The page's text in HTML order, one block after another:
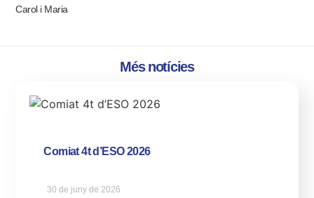
Carol i Maria
Més notícies
Comiat 4t d’ESO 2026
30 de juny de 2026